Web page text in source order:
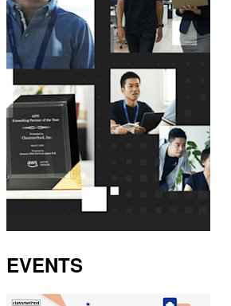
EVENTS